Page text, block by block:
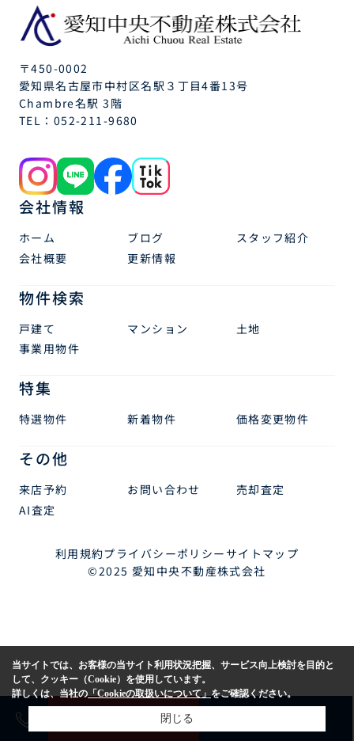
〒450-0002
愛知県名古屋市中村区名駅３丁目4番13号
Chambre名駅 3階
TEL： 052-211-9680
会社情報
ホーム ブログ
スタッフ紹介
会社概要
更新情報
物件検索
戸建て マンション
土地
事業用物件
特集
特選物件 新着物件 価格変更物件
その他
来店予約 お問い合わせ
売却査定
AI査定
利用規約プライバシーポリシーサイトマップ
©2025 愛知中央不動産株式会社
当サイトでは、お客様の当サイト利用状況把握、サービス向上検討を目的と
して、クッキー（Cookie）を使用しています。
詳しくは、当社の 「Cookieの取扱いについて」 をご確認ください。
閉じる